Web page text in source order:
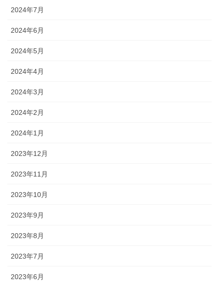
2024年7月
2024年6月
2024年5月
2024年4月
2024年3月
2024年2月
2024年1月
2023年12月
2023年11月
2023年10月
2023年9月
2023年8月
2023年7月
2023年6月